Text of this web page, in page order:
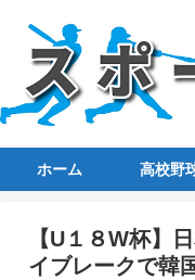
ホーム 高校野
【U１８W杯】
イブレークで韓